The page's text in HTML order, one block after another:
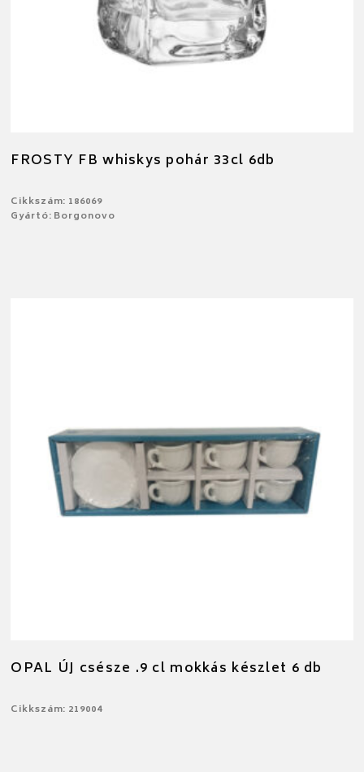
FROSTY FB whiskys pohár 33cl 6db
Cikkszám: 186069
Gyártó: Borgonovo
OPAL ÚJ csésze .9 cl mokkás készlet 6 db
Cikkszám: 219004